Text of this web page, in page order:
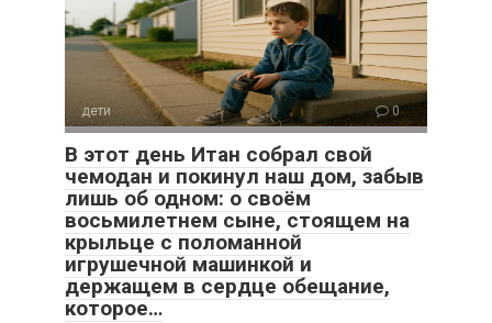
дети 0
В этот день Итан собрал свой
чемодан и покинул наш дом, забыв
лишь об одном: о своём
восьмилетнем сыне, стоящем на
крыльце с поломанной
игрушечной машинкой и
держащем в сердце обещание,
которое…